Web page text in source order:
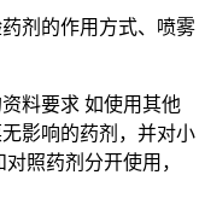
剂的作用方式、喷雾
料要求 如使用其他
影响的药剂，并对小
照药剂分开使用，